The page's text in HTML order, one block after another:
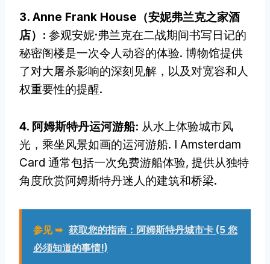
3. Anne Frank House（安妮弗兰克之家酒
店）: 参观安妮·弗兰克在二战期间书写日记的
秘密阁楼是一次令人动容的体验. 博物馆提供
了对大屠杀影响的深刻见解，以及对宽容和人
权重要性的提醒.
4. 阿姆斯特丹运河游船: 从水上体验城市风
光，乘坐风景如画的运河游船. I Amsterdam
Card 通常包括一次免费游船体验, 提供从独特
角度欣赏阿姆斯特丹迷人的建筑和桥梁.
参见 ➥ 获取您的指南：阿姆斯特丹城市卡 (5 您
必须知道的事情!)